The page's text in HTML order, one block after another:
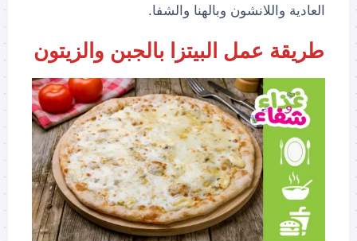
العادية واللانشون وبالهنا والشفا.
طريقة عمل البيتزا بالجبن والزيتون